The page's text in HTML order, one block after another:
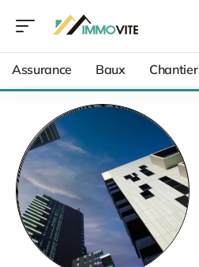
Assurance Baux Chantier